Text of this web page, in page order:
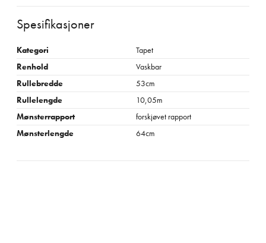
Spesifikasjoner
Kategori
Tapet
Renhold
Vaskbar
Rullebredde
53cm
Rullelengde
10,05m
Mønsterrapport
forskjøvet rapport
Mønsterlengde
64cm